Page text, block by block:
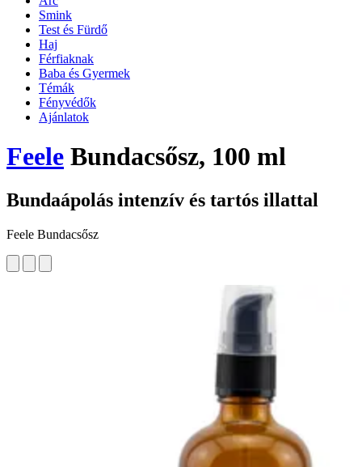
Smink
Test és Fürdő
Haj
Férfiaknak
Baba és Gyermek
Témák
Fényvédők
Ajánlatok
Feele Bundacsősz, 100 ml
Bundaápolás intenzív és tartós illattal
Feele Bundacsősz